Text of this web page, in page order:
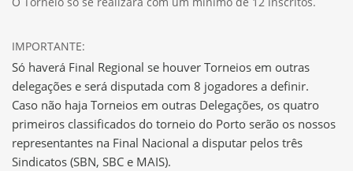
IMPORTANTE:
Só haverá Final Regional se houver Torneios em outras
delegações e será disputada com 8 jogadores a definir.
Caso não haja Torneios em outras Delegações, os quatro
primeiros classificados do torneio do Porto serão os nossos
representantes na Final Nacional a disputar pelos três
Sindicatos (SBN, SBC e MAIS).